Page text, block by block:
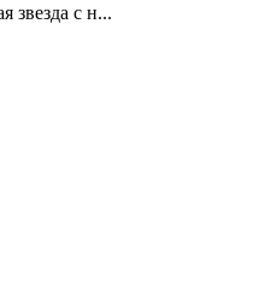
звезда с н...